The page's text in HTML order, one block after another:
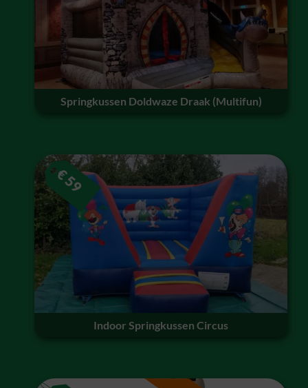
Springkussen Doldwaze Draak (Multifun)
Indoor Springkussen Circus
€
59